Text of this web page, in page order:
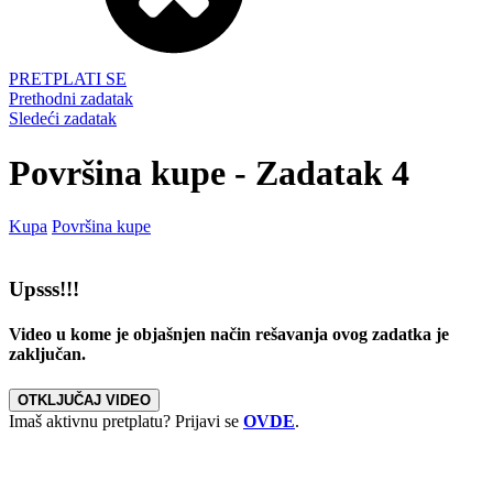
PRETPLATI SE
Prethodni zadatak
Sledeći zadatak
Površina kupe - Zadatak 4
Kupa Površina kupe
Upsss!!!
Video u kome je objašnjen način rešavanja ovog zadatka je
zaključan.
OTKLJUČAJ VIDEO
Imaš aktivnu pretplatu? Prijavi se OVDE.